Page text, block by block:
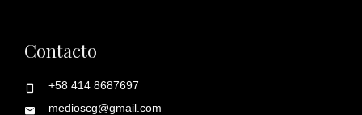
Contacto
+58 414 8687697
medioscg@gmail.com